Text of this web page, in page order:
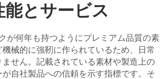
とサービス
が何年も持つようにプレミアム品質の素
械的に強靭に作られているため、日常
せん。記載されている素材や製造上の
自社製品への信頼を示す指標です。そ